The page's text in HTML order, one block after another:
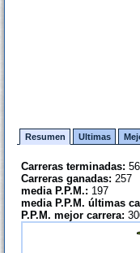
Resumen Ultimas
Carreras terminadas:
Carreras ganadas: 257
media P.P.M.: 197
media P.P.M. últimas
P.P.M. mejor carrera: